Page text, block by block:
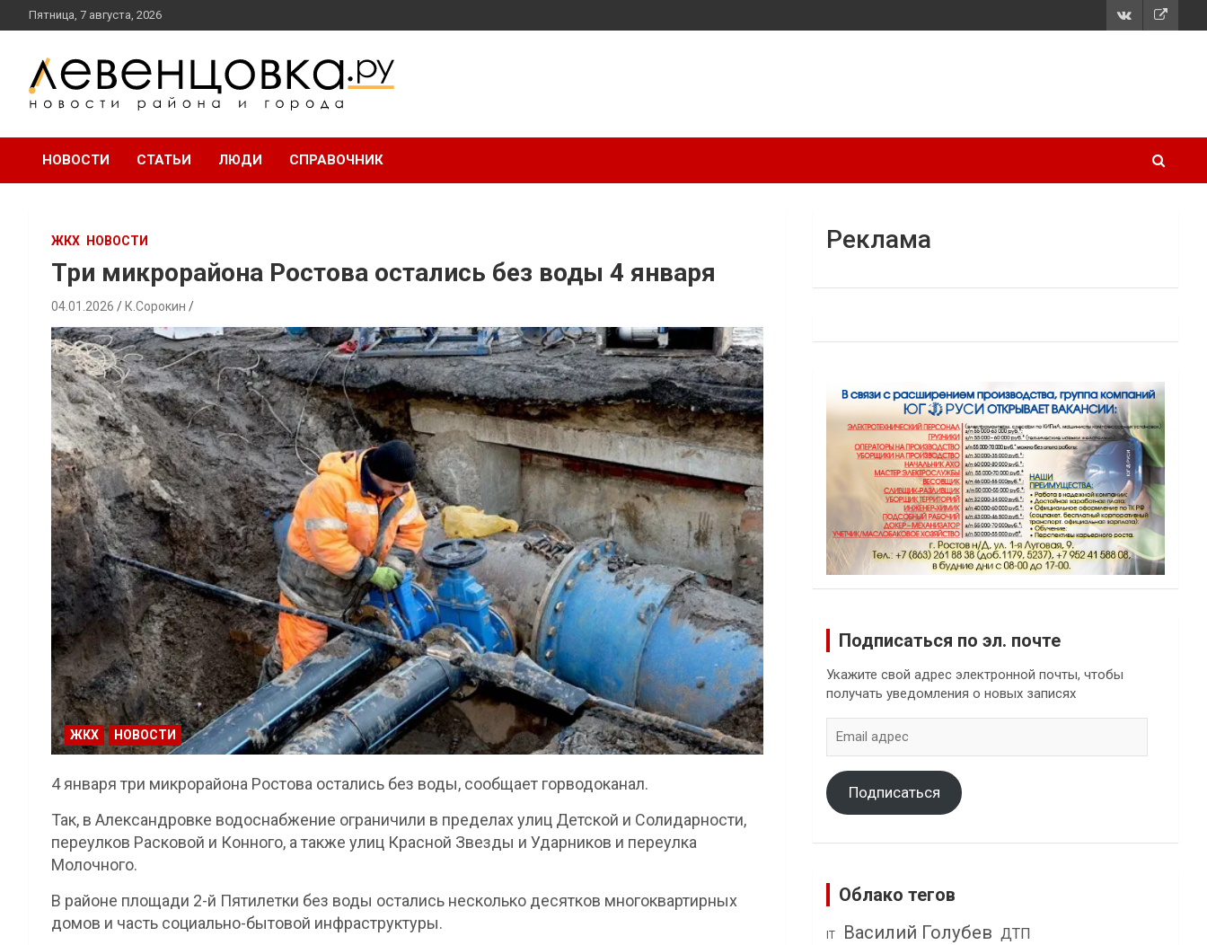
перейти
к
Пятница, 7 августа, 2026
Левенцовка Ру
НОВОСТИ СТАТЬИ ЛЮДИ СПРАВОЧНИК
ЖКХ НОВОСТИ
Три микрорайона Ростова остались без воды 4 января
04.01.2026 К.Сорокин
ЖКХ НОВОСТИ
4 января три микрорайона Ростова остались без воды, сообщает горводоканал.
Так, в Александровке водоснабжение ограничили в пределах улиц Детской и Солидарности,
переулков Расковой и Конного, а также улиц Красной Звезды и Ударников и переулка
Молочного.
В районе площади 2-й Пятилетки без воды остались несколько десятков многоквартирных
домов и часть социально-бытовой инфраструктуры.
Реклама
Подписаться по эл. почте
Укажите свой адрес электронной почты, чтобы
получать уведомления о новых записях
адрес
Подписаться
Облако тегов
IT Василий Голубев ДТП